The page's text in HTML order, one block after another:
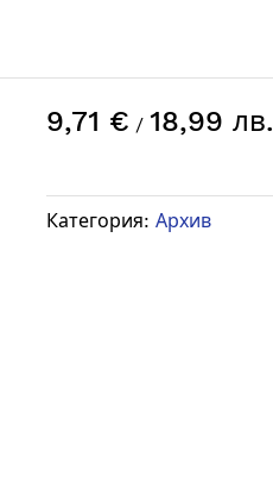
9,71 € / 18,99 лв.
Категория: Архив